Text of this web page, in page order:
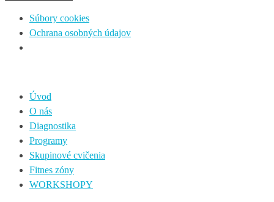
Súbory cookies
Ochrana osobných údajov
Úvod
O nás
Diagnostika
Programy
Skupinové cvičenia
Fitnes zóny
WORKSHOPY